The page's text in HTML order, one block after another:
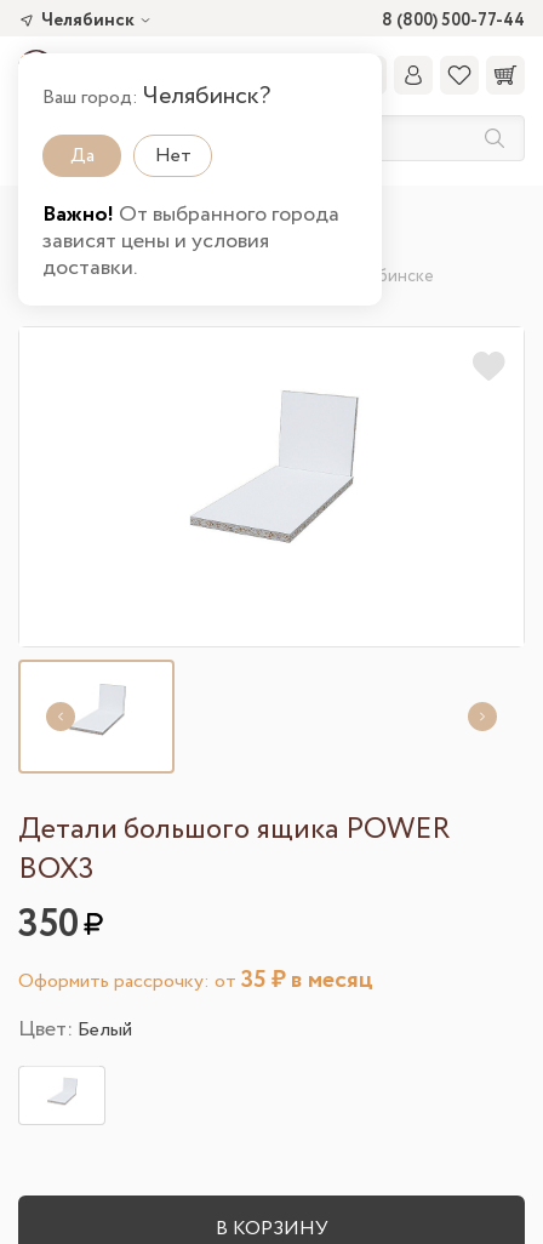
8 (800) 500-77-44
Челябинск
Ваш город: Челябинск?
Да Нет
Важно! От выбранного города
зависят цены и условия
доставки.
Главная Каталог товаров
Кухня
Комплектующие для кухни
Детали большого ящика POWER BOX3 в Челябинске
Детали большого ящика POWER
BOX3
350
Оформить рассрочку: от 35₽ в месяц
Цвет: Белый
В КОРЗИНУ